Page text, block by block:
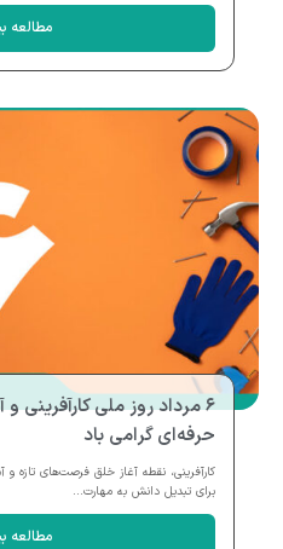
مطالعه
۶ مرداد روز ملی
حرفه‌ای گرامی باد
کارآفرینی، نقطه آغاز خلق فرصت‌های تازه
برای تبدیل دانش به مهارت...
مطالعه